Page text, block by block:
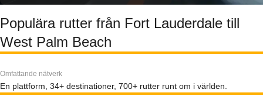
Populära rutter från Fort Lauderdale till
West Palm Beach
Omfattande nätverk
En plattform, 34+ destinationer, 700+ rutter runt om i världen.